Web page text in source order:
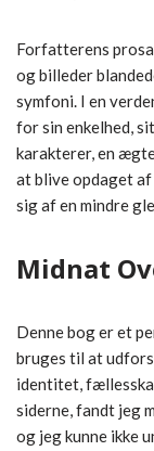
Forfatterens
og billeder
symfoni. I en
for sin enkelhed,
karakterer, en
at blive opdaget
sig af en mindre
Midnat
Denne bog er et
bruges til at
identitet,
siderne, fandt jeg
og jeg kunne ikke